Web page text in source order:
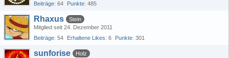
Beiträge 64 Punkte 485
Rhaxus
Stein
Mitglied seit 24. Dezember 2011
Beiträge 54 Erhaltene Likes 6 Punkte 301
sunforise
Holz